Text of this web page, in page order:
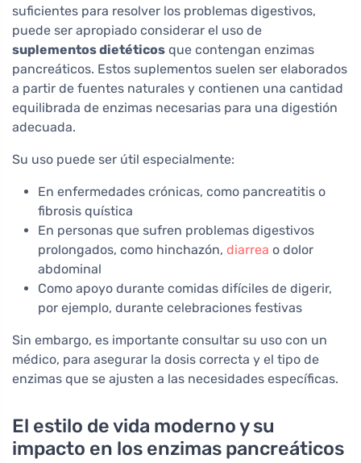
suficientes para resolver los problemas digestivos,
puede ser apropiado considerar el uso de
suplementos dietéticos que contengan enzimas
pancreáticos. Estos suplementos suelen ser elaborados
a partir de fuentes naturales y contienen una cantidad
equilibrada de enzimas necesarias para una digestión
adecuada.
Su uso puede ser útil especialmente:
En enfermedades crónicas, como pancreatitis o
fibrosis quística
En personas que sufren problemas digestivos
prolongados, como hinchazón, diarrea o dolor
abdominal
Como apoyo durante comidas difíciles de digerir,
por ejemplo, durante celebraciones festivas
Sin embargo, es importante consultar su uso con un
médico, para asegurar la dosis correcta y el tipo de
enzimas que se ajusten a las necesidades específicas.
El estilo de vida moderno y su
impacto en los enzimas pancreáticos